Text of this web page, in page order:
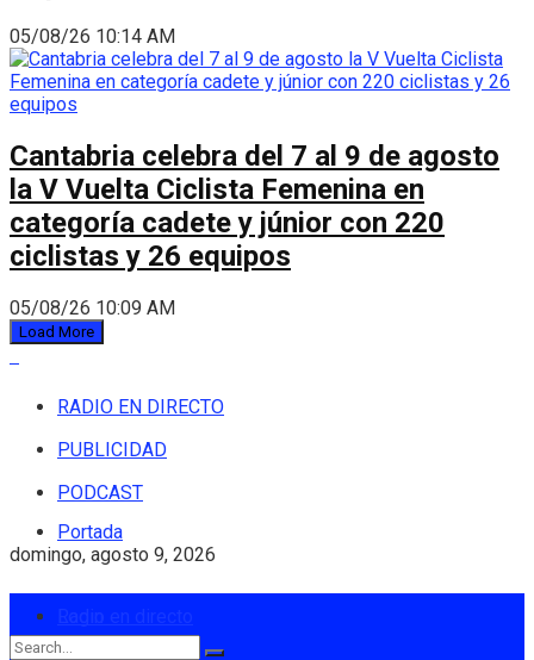
05/08/26 10:14 AM
Cantabria celebra del 7 al 9 de agosto
la V Vuelta Ciclista Femenina en
categoría cadete y júnior con 220
ciclistas y 26 equipos
05/08/26 10:09 AM
Load More
RADIO EN DIRECTO
PUBLICIDAD
PODCAST
domingo, agosto 9, 2026
Portada